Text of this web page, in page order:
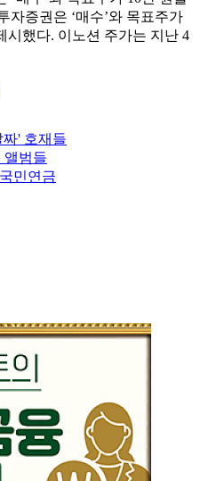
자증권은 ‘매수’와 목표주가
시했다. 이노션 주가는 지난 4
' 호재들
앨범들
민연금